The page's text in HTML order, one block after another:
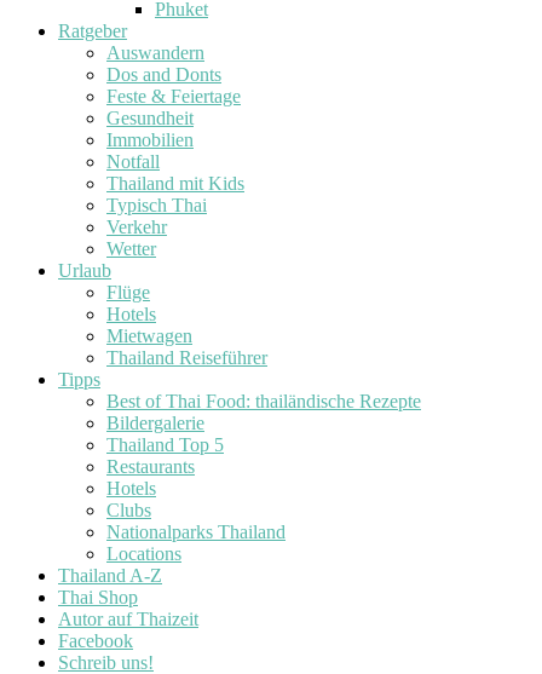
Phuket
Ratgeber
Auswandern
Dos and Donts
Feste & Feiertage
Gesundheit
Immobilien
Notfall
Thailand mit Kids
Typisch Thai
Verkehr
Wetter
Urlaub
Flüge
Hotels
Mietwagen
Thailand Reiseführer
Tipps
Best of Thai Food: thailändische Rezepte
Bildergalerie
Thailand Top 5
Restaurants
Hotels
Clubs
Nationalparks Thailand
Locations
Thailand A-Z
Thai Shop
Autor auf Thaizeit
Facebook
Schreib uns!